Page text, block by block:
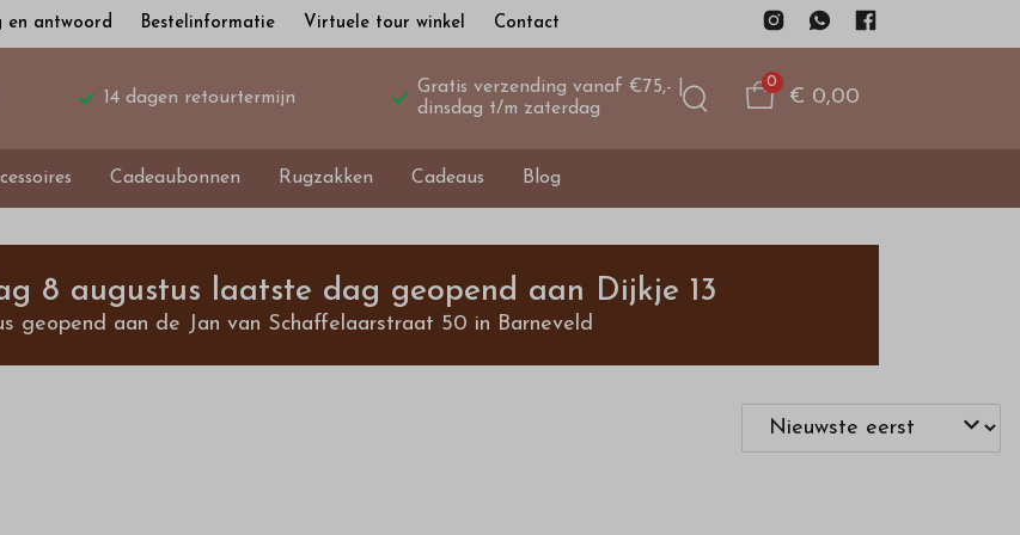
en antwoord Bestelinformatie Virtuele tour winkel Contact
14 dagen retourtermijn
Gratis verzending vanaf €75,- |
dinsdag t/m zaterdag
0
€ 0,00
Cadeaubonnen Rugzakken Cadeaus Blog
8 augustus laatste dag geopend aan Dijkje 13
geopend aan de Jan van Schaffelaarstraat 50 in Barneveld